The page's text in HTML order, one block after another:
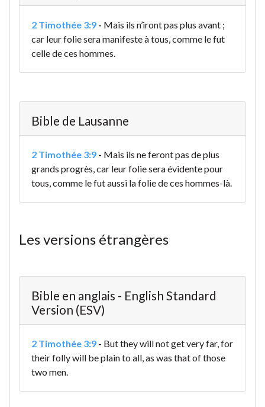
2 Timothée 3:9 - Mais ils n’iront pas plus avant ;
car leur folie sera manifeste à tous, comme le fut
celle de ces hommes.
Bible de Lausanne
2 Timothée 3:9 - Mais ils ne feront pas de plus
grands progrès, car leur folie sera évidente pour
tous, comme le fut aussi la folie de ces hommes-là.
Les versions étrangères
Bible en anglais - English Standard
Version (ESV)
2 Timothée 3:9 - But they will not get very far, for
their folly will be plain to all, as was that of those
two men.